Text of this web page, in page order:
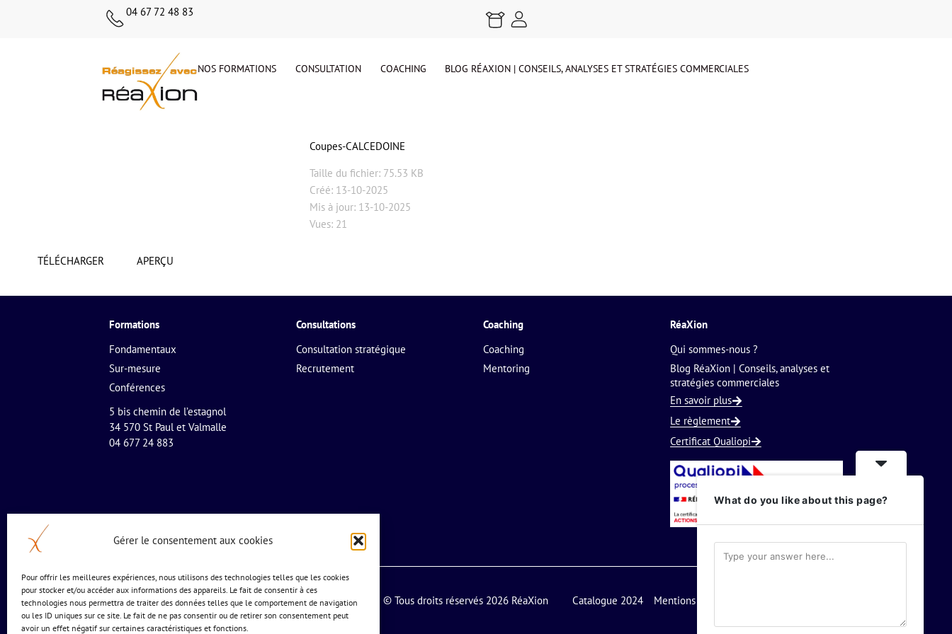
Gérer le consentement aux cookies
Pour offrir les meilleures expériences, nous utilisons des technologies telles que les cookies
pour stocker et/ou accéder aux informations des appareils. Le fait de consentir à ces
technologies nous permettra de traiter des données telles que le comportement de navigation
ou les ID uniques sur ce site. Le fait de ne pas consentir ou de retirer son consentement peut
avoir un effet négatif sur certaines caractéristiques et fonctions.
04 67 72 48 83
NOS FORMATIONS CONSULTATION COACHING BLOG RÉAXION | CONSEILS, ANALYSES ET STRATÉGIES COMMERCIALES
Coupes-CALCEDOINE
Taille du fichier: 75.53 KB
Créé: 13-10-2025
Mis à jour: 13-10-2025
Vues: 21
TÉLÉCHARGER APERÇU
Formations
Fondamentaux
Sur-mesure
Conférences
5 bis chemin de l’estagnol
34 570 St Paul et Valmalle
04 677 24 883
Consultations
Consultation stratégique
Recrutement
Coaching
Coaching
Mentoring
RéaXion
Qui sommes-nous ?
Blog RéaXion | Conseils, analyses et
stratégies commerciales
En savoir plus
Le règlement
Certificat Qualiopi
© Tous droits réservés 2026 RéaXion Catalogue 2024 Mentions légales
What do you like about this page?